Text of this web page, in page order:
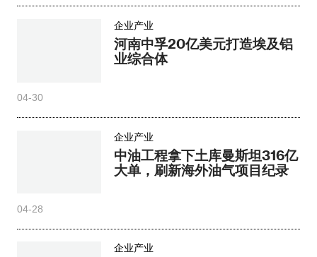
企业产业
河南中孚20亿美元打造埃及铝
业综合体
04-30
企业产业
中油工程拿下土库曼斯坦316亿
大单，刷新海外油气项目纪录
04-28
企业产业